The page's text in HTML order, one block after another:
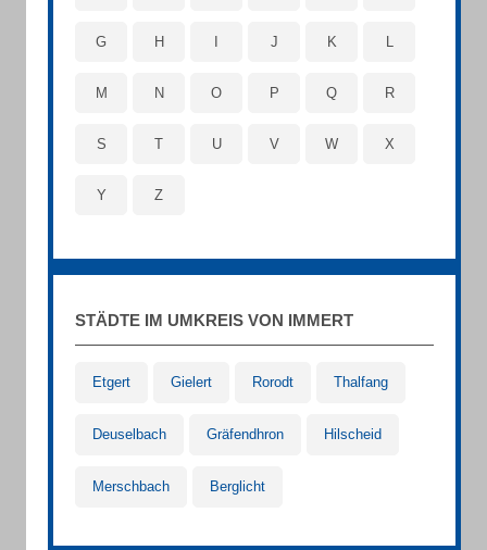
G H J K L
M N O P Q R
S T U V W X
Y Z
STÄDTE IM UMKREIS VON IMMERT
Etgert Gielert Rorodt Thalfang
Deuselbach Gräfendhron Hilscheid
Merschbach Berglicht